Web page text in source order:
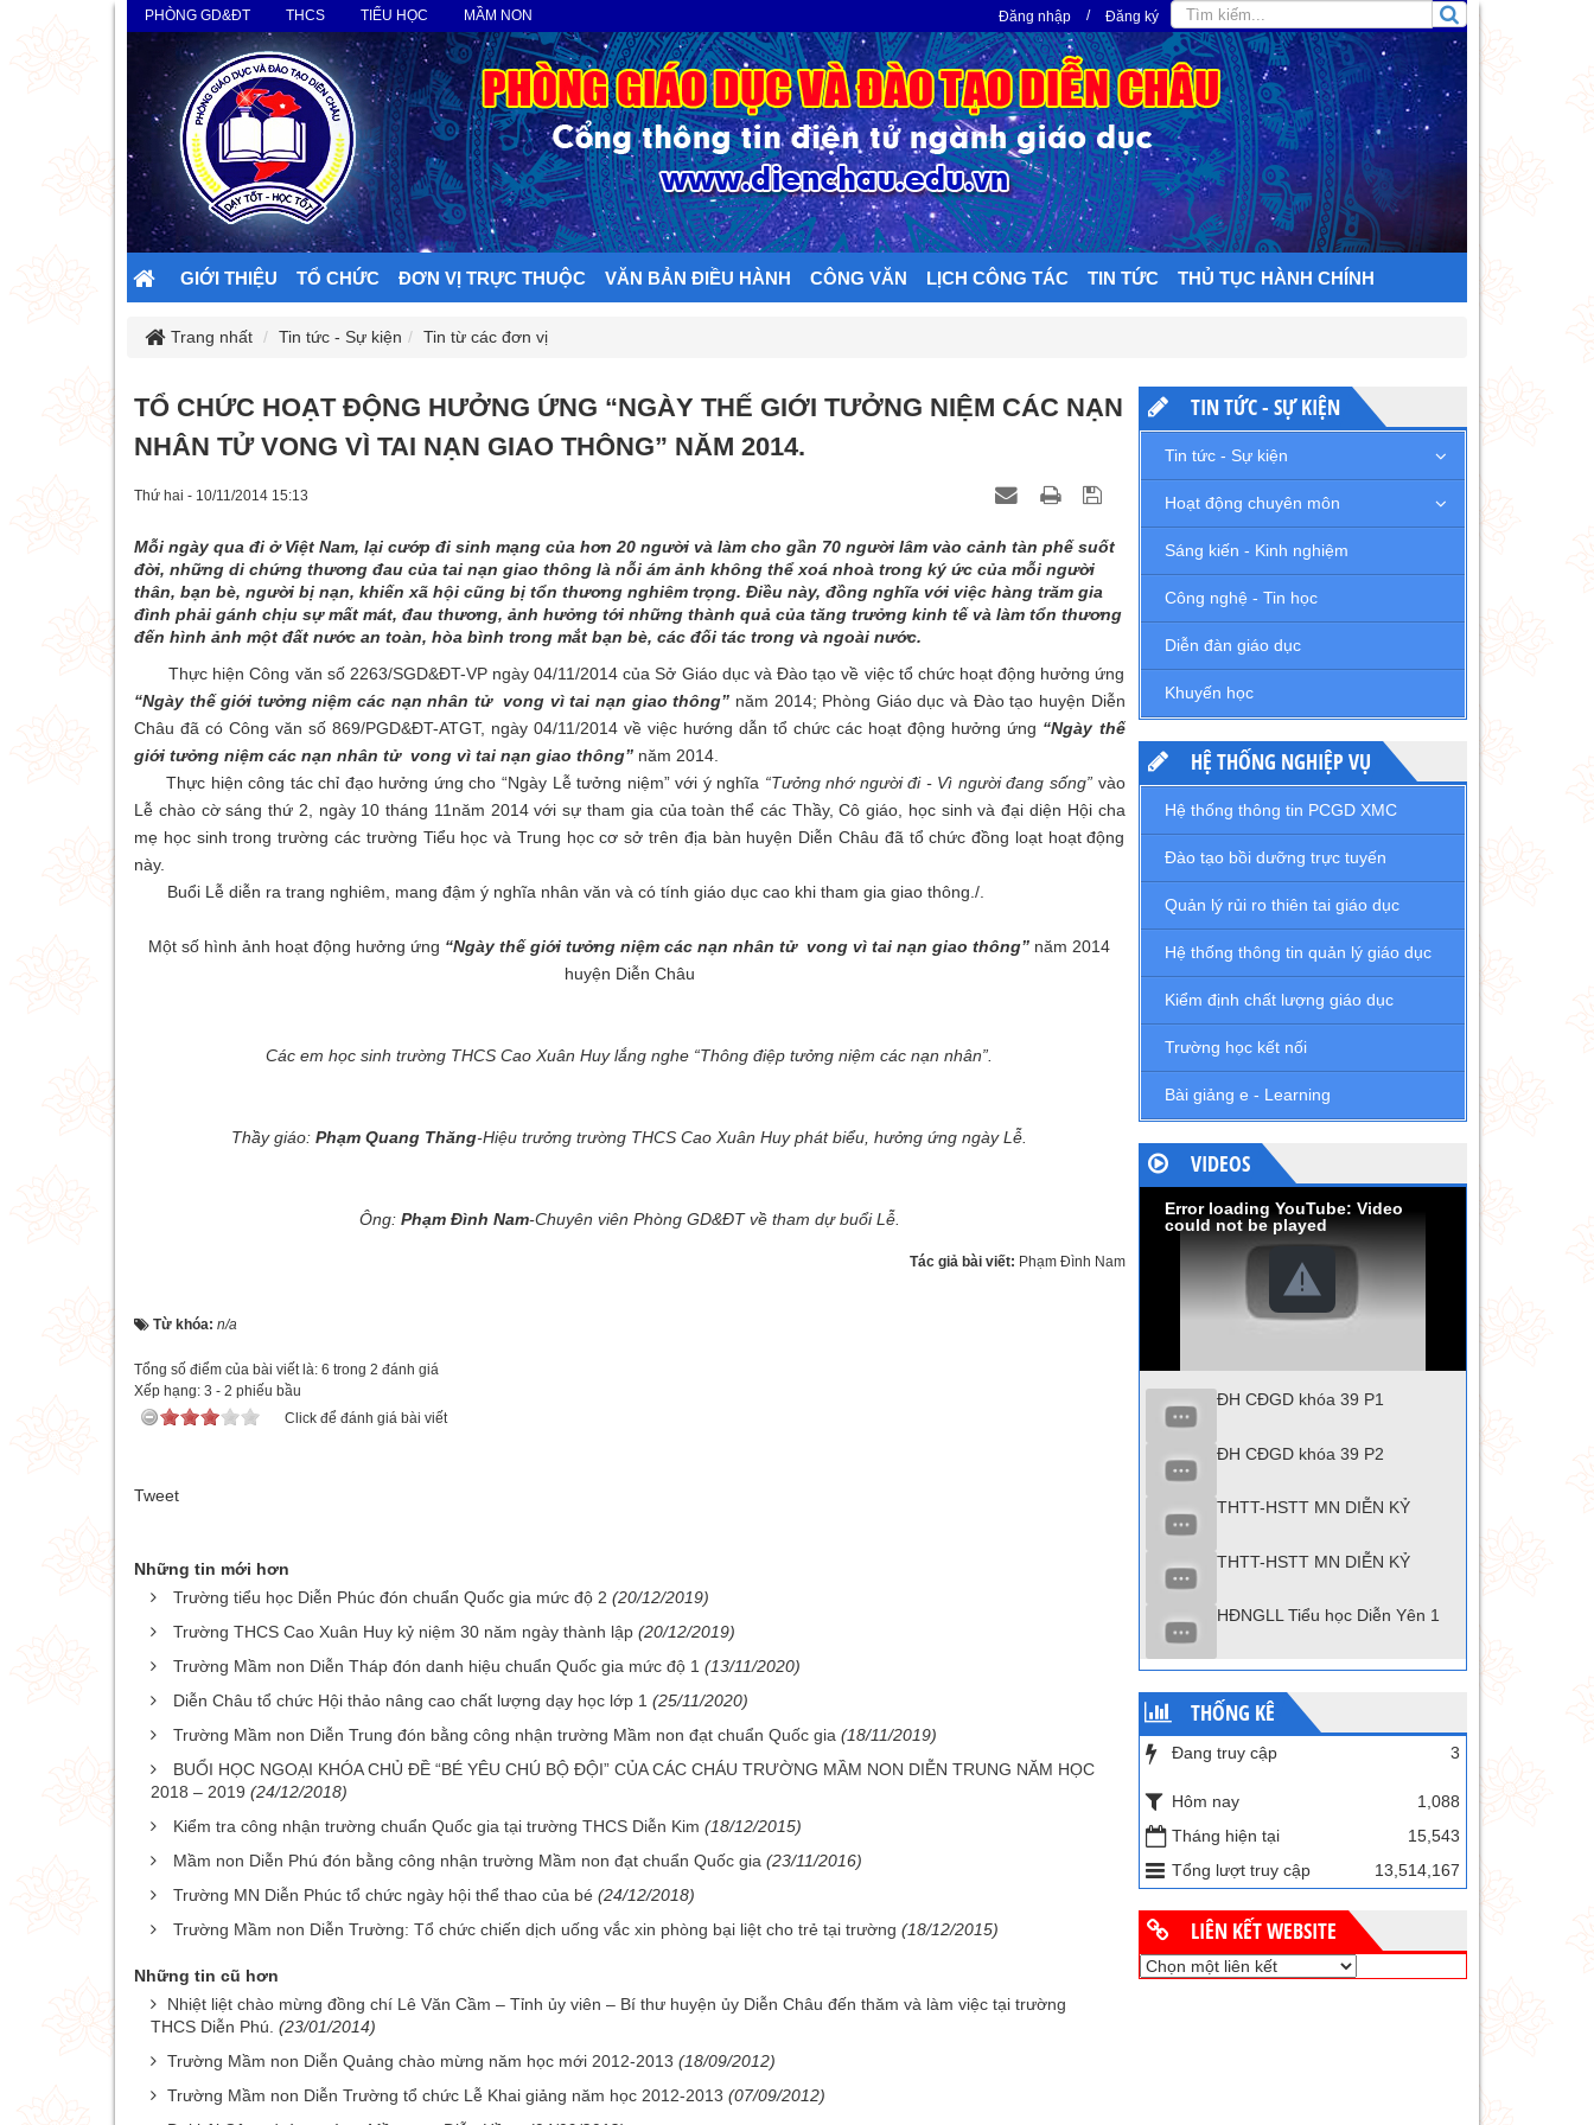
PHÒNG GD&ĐT THCS TIỂU HỌC MẦM NON Đăng nhập / Đăng ký
GIỚI THIỆU TỔ CHỨC ĐƠN VỊ TRỰC THUỘC VĂN BẢN ĐIỀU HÀNH CÔNG VĂN LỊCH CÔNG TÁC TIN TỨC THỦ TỤC HÀNH CHÍNH
Trang nhất Tin tức - Sự kiện Tin từ các đơn vị
TỔ CHỨC HOẠT ĐỘNG HƯỞNG ỨNG “NGÀY THẾ GIỚI TƯỞNG NIỆM CÁC NẠN
NHÂN TỬ VONG VÌ TAI NẠN GIAO THÔNG” NĂM 2014.
Thứ hai - 10/11/2014 15:13
Mỗi ngày qua đi ở Việt Nam, lại cướp đi sinh mạng của hơn 20 người và làm cho gần 70 người lâm vào cảnh tàn phế suốt
đời, những di chứng thương đau của tai nạn giao thông là nỗi ám ảnh không thể xoá nhoà trong ký ức của mỗi người
thân, bạn bè, người bị nạn, khiến xã hội cũng bị tổn thương nghiêm trọng. Điều này, đồng nghĩa với việc hàng trăm gia
đình phải gánh chịu sự mất mát, đau thương, ảnh hưởng tới những thành quả của tăng trưởng kinh tế và làm tổn thương
đến hình ảnh một đất nước an toàn, hòa bình trong mắt bạn bè, các đối tác trong và ngoài nước.
Thực hiện Công văn số 2263/SGD&ĐT-VP ngày 04/11/2014 của Sở Giáo dục và Đào tạo về việc tổ chức hoạt động hưởng ứng
“Ngày thế giới tưởng niệm các nạn nhân tử vong vì tai nạn giao thông” năm 2014; Phòng Giáo dục và Đào tạo huyện Diễn
Châu đã có Công văn số 869/PGD&ĐT-ATGT, ngày 04/11/2014 về việc hướng dẫn tổ chức các hoạt động hưởng ứng “Ngày thế
giới tưởng niệm các nạn nhân tử vong vì tai nạn giao thông” năm 2014.
Thực hiện công tác chỉ đạo hưởng ứng cho “Ngày Lễ tưởng niệm” với ý nghĩa “Tưởng nhớ người đi - Vì người đang sống”vào
Lễ chào cờ sáng thứ 2, ngày 10 tháng 11năm 2014 với sự tham gia của toàn thể các Thầy, Cô giáo, học sinh và đại diện Hội cha
mẹ học sinh trong trường các trường Tiểu học và Trung học cơ sở trên địa bàn huyện Diễn Châu đã tổ chức đồng loạt hoạt động
này.
Buổi Lễ diễn ra trang nghiêm, mang đậm ý nghĩa nhân văn và có tính giáo dục cao khi tham gia giao thông./.
Một số hình ảnh hoạt động hưởng ứng “Ngày thế giới tưởng niệm các nạn nhân tử vong vì tai nạn giao thông” năm 2014
huyện Diễn Châu
Các em học sinh trường THCS Cao Xuân Huy lắng nghe “Thông điệp tưởng niệm các nạn nhân”.
Thầy giáo:Phạm Quang Thăng-Hiệu trưởng trường THCS Cao Xuân Huy phát biểu, hưởng ứng ngày Lễ.
Ông: Phạm Đình Nam-Chuyên viên Phòng GD&ĐT về tham dự buổi Lễ.
Tác giả bài viết: Phạm Đình Nam
Từ khóa: n/a
Tổng số điểm của bài viết là: 6 trong 2 đánh giá
Xếp hạng: 3 - 2 phiếu bầu
Click để đánh giá bài viết
Tweet
Những tin mới hơn
Trường tiểu học Diễn Phúc đón chuẩn Quốc gia mức độ 2 (20/12/2019)
Trường THCS Cao Xuân Huy kỷ niệm 30 năm ngày thành lập (20/12/2019)
Trường Mầm non Diễn Tháp đón danh hiệu chuẩn Quốc gia mức độ 1 (13/11/2020)
Diễn Châu tổ chức Hội thảo nâng cao chất lượng dạy học lớp 1 (25/11/2020)
Trường Mầm non Diễn Trung đón bằng công nhận trường Mầm non đạt chuẩn Quốc gia (18/11/2019)
BUỔI HỌC NGOẠI KHÓA CHỦ ĐỀ “BÉ YÊU CHÚ BỘ ĐỘI” CỦA CÁC CHÁU TRƯỜNG MẦM NON DIỄN TRUNG NĂM HỌC
2018 – 2019 (24/12/2018)
Kiểm tra công nhận trường chuẩn Quốc gia tại trường THCS Diễn Kim (18/12/2015)
Mầm non Diễn Phú đón bằng công nhận trường Mầm non đạt chuẩn Quốc gia (23/11/2016)
Trường MN Diễn Phúc tổ chức ngày hội thể thao của bé (24/12/2018)
Trường Mầm non Diễn Trường: Tổ chức chiến dịch uống vắc xin phòng bại liệt cho trẻ tại trường (18/12/2015)
Những tin cũ hơn
Nhiệt liệt chào mừng đồng chí Lê Văn Cầm – Tỉnh ủy viên – Bí thư huyện ủy Diễn Châu đến thăm và làm việc tại trường
THCS Diễn Phú. (23/01/2014)
Trường Mầm non Diễn Quảng chào mừng năm học mới 2012-2013 (18/09/2012)
Trường Mầm non Diễn Trường tổ chức Lễ Khai giảng năm học 2012-2013 (07/09/2012)
TIN TỨC - SỰ KIỆN
Tin tức - Sự kiện
Hoạt động chuyên môn
Sáng kiến - Kinh nghiệm
Công nghệ - Tin học
Diễn đàn giáo dục
Khuyến học
HỆ THỐNG NGHIỆP VỤ
Hệ thống thông tin PCGD XMC
Đào tạo bồi dưỡng trực tuyến
Quản lý rủi ro thiên tai giáo dục
Hệ thống thông tin quản lý giáo dục
Kiểm định chất lượng giáo dục
Trường học kết nối
Bài giảng e - Learning
VIDEOS
Error loading YouTube: Video
could not be played
ĐH CĐGD khóa 39 P1
ĐH CĐGD khóa 39 P2
THTT-HSTT MN DIỄN KỶ
THTT-HSTT MN DIỄN KỶ
HĐNGLL Tiểu học Diễn Yên 1
THỐNG KÊ
Đang truy cập 3
Hôm nay
1,088
Tháng hiện tại
15,543
Tổng lượt truy cập
13,514,167
LIÊN KẾT WEBSITE